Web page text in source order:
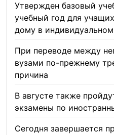
Утвержден базовый
учебный год для
дому в
При переводе между
вузами по-прежнему
причина
В августе также
экзамены по
Сегодня завершается